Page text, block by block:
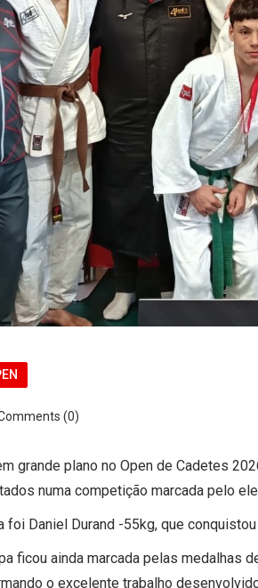
(0)
grande plano no Open de Cadetes
numa competição marcada pelo
foi Daniel Durand -55kg, que
ficou ainda marcada pelas medalhas
o excelente trabalho